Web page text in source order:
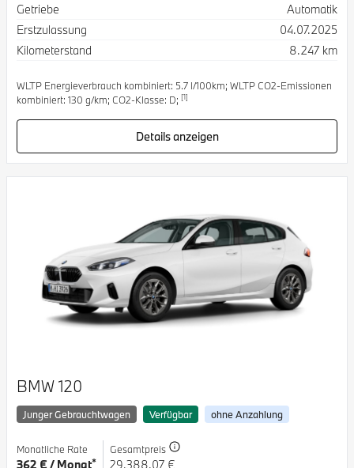
Getriebe
Automatik
Erstzulassung
04.07.2025
Kilometerstand
8.247 km
WLTP Energieverbrauch kombiniert: 5.7 l/100km; WLTP CO2-Emissionen
kombiniert: 130 g/km; CO2-Klasse: D; [1]
Details anzeigen
BMW 120
Junger Gebrauchtwagen Verfügbar ohne Anzahlung
Monatliche Rate
362 € / Monat*
Gesamtpreis
29.388,07 €